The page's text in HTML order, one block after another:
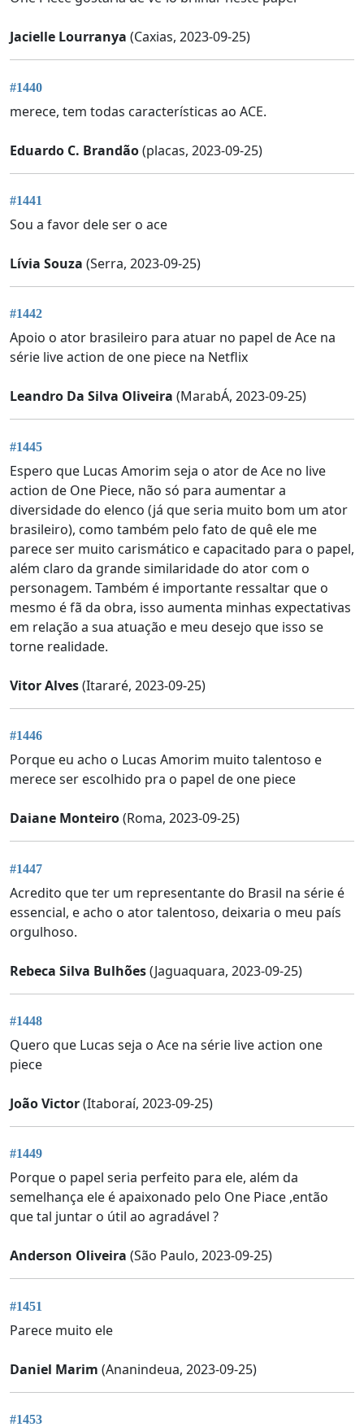
Jacielle Lourranya (Caxias, 2023-09-25)
#1440
merece, tem todas características ao ACE.
Eduardo C. Brandão(placas, 2023-09-25)
#1441
Sou a favor dele ser o ace
Lívia Souza (Serra, 2023-09-25)
#1442
Apoio o ator brasileiro para atuar no papel de Ace na
série live action de one piece na Netflix
Leandro Da Silva Oliveira (MarabÁ, 2023-09-25)
#1445
Espero que Lucas Amorim seja o ator de Ace no live
action de One Piece, não só para aumentar a
diversidade do elenco (já que seria muito bom um ator
brasileiro), como também pelo fato de quê ele me
parece ser muito carismático e capacitado para o papel,
além claro da grande similaridade do ator com o
personagem. Também é importante ressaltar que o
mesmo é fã da obra, isso aumenta minhas expectativas
em relação a sua atuação e meu desejo que isso se
torne realidade.
Vitor Alves(Itararé, 2023-09-25)
#1446
Porque eu acho o Lucas Amorim muito talentoso e
merece ser escolhido pra o papel de one piece
Daiane Monteiro(Roma, 2023-09-25)
#1447
Acredito que ter um representante do Brasil na série é
essencial, e acho o ator talentoso, deixaria o meu país
orgulhoso.
Rebeca Silva Bulhões(Jaguaquara, 2023-09-25)
#1448
Quero que Lucas seja o Ace na série live action one
piece
João Victor(Itaboraí, 2023-09-25)
#1449
Porque o papel seria perfeito para ele, além da
semelhança ele é apaixonado pelo One Piace ,então
que tal juntar o útil ao agradável ?
Anderson Oliveira (São Paulo, 2023-09-25)
#1451
Parece muito ele
Daniel Marim (Ananindeua, 2023-09-25)
#1453